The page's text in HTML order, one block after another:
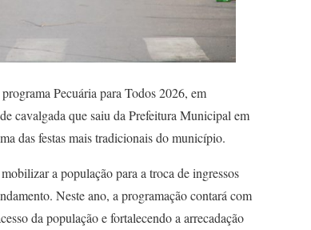
Pecuária para Todos 2026, em
cavalgada que saiu da Prefeitura Municipal em
das festas mais tradicionais do município.
a população para a troca de ingressos
Neste ano, a programação contará com
da população e fortalecendo a arrecadação